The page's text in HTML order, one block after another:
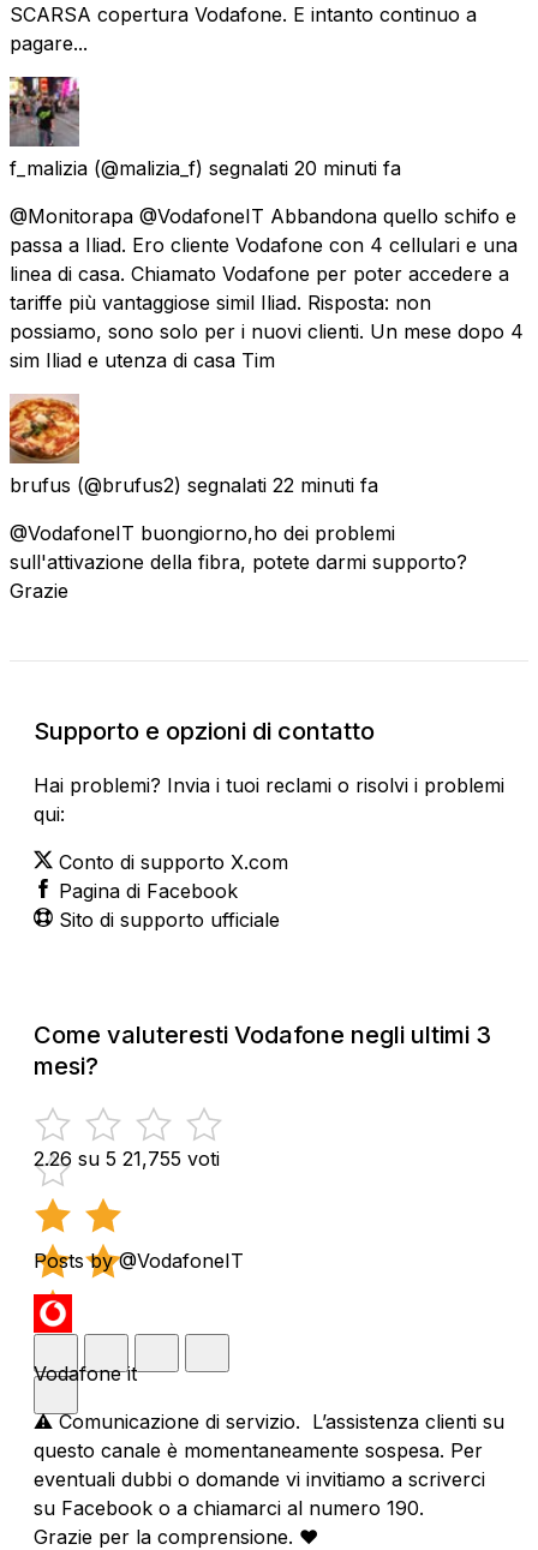
SCARSA copertura Vodafone. E intanto continuo a
pagare...
f_malizia (@malizia_f) segnalati 20 minuti fa
@Monitorapa @VodafoneIT Abbandona quello schifo e
passa a Iliad. Ero cliente Vodafone con 4 cellulari e una
linea di casa. Chiamato Vodafone per poter accedere a
tariffe più vantaggiose simil Iliad. Risposta: non
possiamo, sono solo per i nuovi clienti. Un mese dopo 4
sim Iliad e utenza di casa Tim
brufus (@brufus2) segnalati 22 minuti fa
@VodafoneIT buongiorno,ho dei problemi
sull'attivazione della fibra, potete darmi supporto?
Grazie
Supporto e opzioni di contatto
Hai problemi? Invia i tuoi reclami o risolvi i problemi
qui:
Conto di supporto X.com
Pagina di Facebook
Sito di supporto ufficiale
Come valuteresti Vodafone negli ultimi 3
mesi?
2.26 su 5 21,755 voti
Posts by @VodafoneIT
Vodafone it
⚠️ Comunicazione di servizio. L’assistenza clienti su
questo canale è momentaneamente sospesa. Per
eventuali dubbi o domande vi invitiamo a scriverci
su Facebook o a chiamarci al numero 190.
Grazie per la comprensione. ❤️